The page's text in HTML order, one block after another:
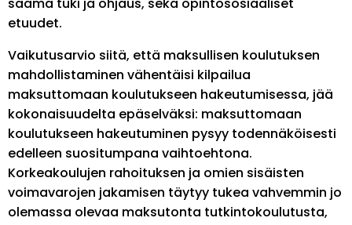
etuudet.
Vaikutusarvio siitä, että maksullisen koulutuksen
mahdollistaminen vähentäisi kilpailua
maksuttomaan koulutukseen hakeutumisessa, jää
kokonaisuudelta epäselväksi: maksuttomaan
koulutukseen hakeutuminen pysyy todennäköisesti
edelleen suositumpana vaihtoehtona.
Korkeakoulujen rahoituksen ja omien sisäisten
voimavarojen jakamisen täytyy tukea vahvemmin jo
olemassa olevaa maksutonta tutkintokoulutusta,